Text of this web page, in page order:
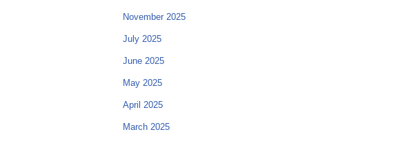
November 2025
July 2025
June 2025
May 2025
April 2025
March 2025